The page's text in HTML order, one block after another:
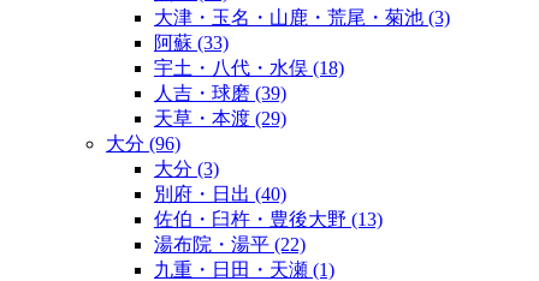
大津・玉名・山鹿・荒尾・菊池 (3)
阿蘇 (33)
宇土・八代・水俣 (18)
人吉・球磨 (39)
天草・本渡 (29)
大分 (96)
大分 (3)
別府・日出 (40)
佐伯・臼杵・豊後大野 (13)
湯布院・湯平 (22)
九重・日田・天瀬 (1)